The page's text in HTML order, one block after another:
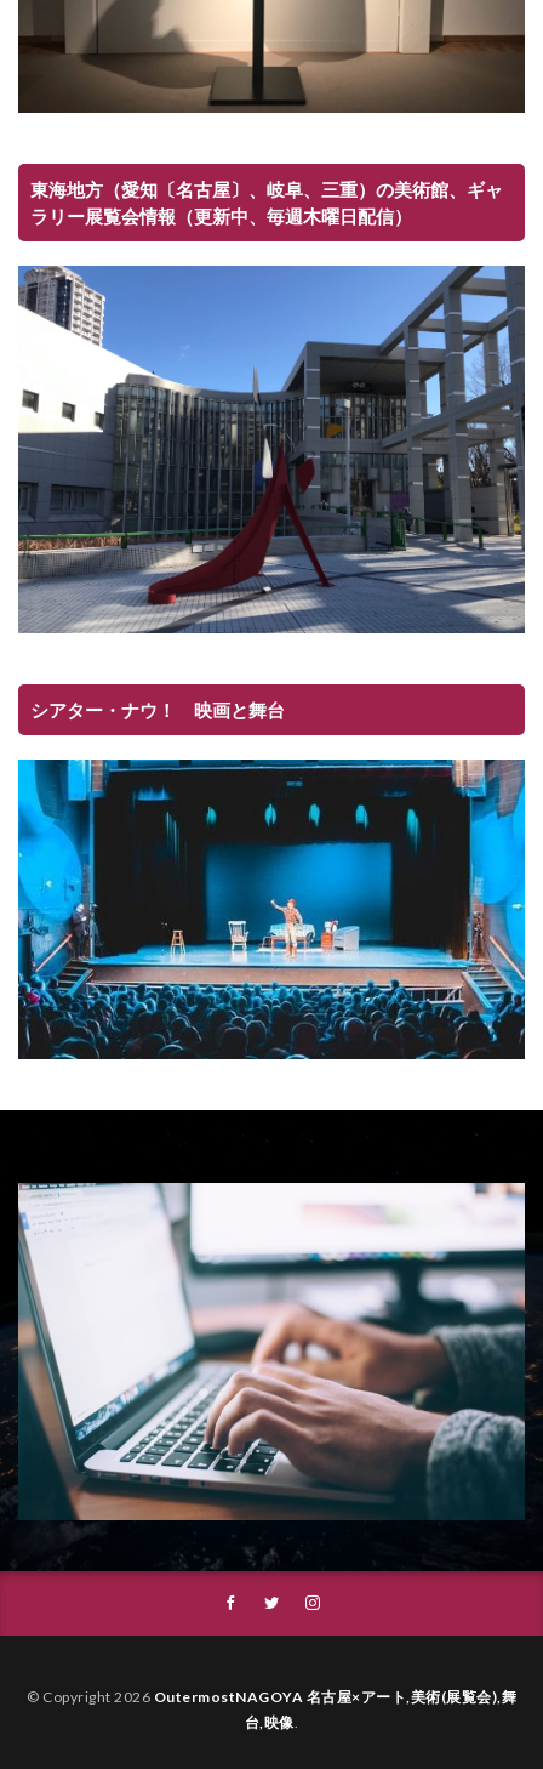
東海地方（愛知〔名古屋〕、岐阜、三重）の美術館、ギャ
ラリー展覧会情報（更新中、毎週木曜日配信）
シアター・ナウ！ 映画と舞台
© Copyright 2026 OutermostNAGOYA 名古屋×アート,美術(展覧会),舞
台,映像.